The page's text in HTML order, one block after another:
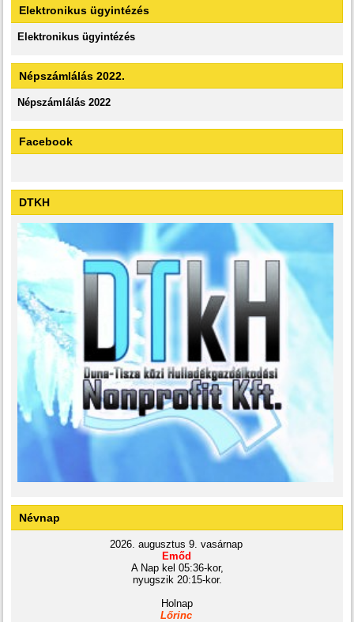
Elektronikus ügyintézés
Elektronikus ügyintézés
Népszámlálás 2022.
Népszámlálás 2022
Facebook
DTKH
Névnap
2026. augusztus 9. vasárnap
Emőd
A Nap kel 05:36-kor,
nyugszik 20:15-kor.
Holnap
Lőrinc